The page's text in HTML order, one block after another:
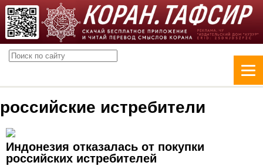
российские истребители
Индонезия отказалась от покупки
российских истребителей